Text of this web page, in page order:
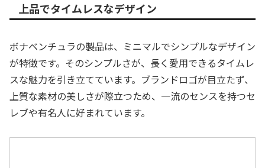
上品でタイムレスなデザイン
ボナベンチュラの製品は、ミニマルでシンプルなデザイン
が特徴です。そのシンプルさが、長く愛用できるタイムレ
スな魅力を引き立てています。ブランドロゴが目立たず、
上質な素材の美しさが際立つため、一流のセンスを持つセ
レブや有名人に好まれています。